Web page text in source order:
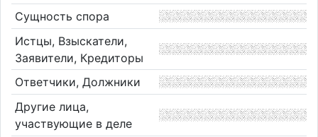
Сущность спора
Истцы, Взыскатели,
Заявители, Кредиторы
Ответчики, Должники
Другие лица,
участвующие в деле